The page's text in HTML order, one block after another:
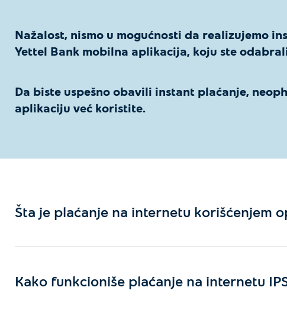
Nažalost, nismo u mogućnosti da realizujemo
Yettel Bank mobilna aplikacija, koju ste
Da biste uspešno obavili instant plaćanje,
aplikaciju već koristite.
Šta je plaćanje na internetu korišćenjem
Kako funkcioniše plaćanje na internetu